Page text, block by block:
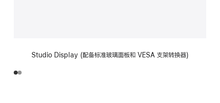
Studio Display (配备标准玻璃面板和 VESA 支架转换器)